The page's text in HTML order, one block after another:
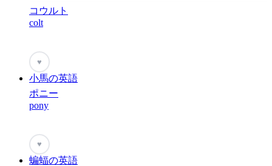
コウルト
colt
♥
小馬の英語
ポニー
pony
♥
蝙蝠の英語